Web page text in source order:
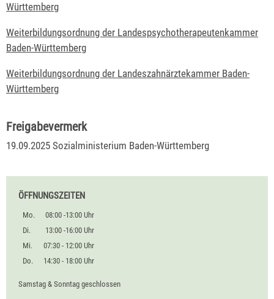
Württemberg
Weiterbildungsordnung der Landespsychotherapeutenkammer
Baden-Württemberg
Weiterbildungsordnung der Landeszahnärztekammer Baden-
Württemberg
Freigabevermerk
19.09.2025 Sozialministerium Baden-Württemberg
ÖFFNUNGSZEITEN
Mo.
08:00 -13:00 Uhr
Di.
13:00 -16:00 Uhr
Mi.
07:30 - 12:00 Uhr
Do.
14:30 - 18:00 Uhr
Samstag & Sonntag geschlossen